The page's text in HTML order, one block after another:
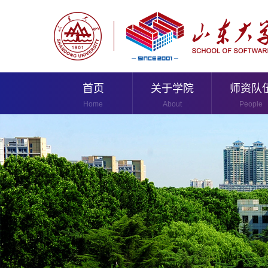
首页
Home
关于学院
About
师资队
People